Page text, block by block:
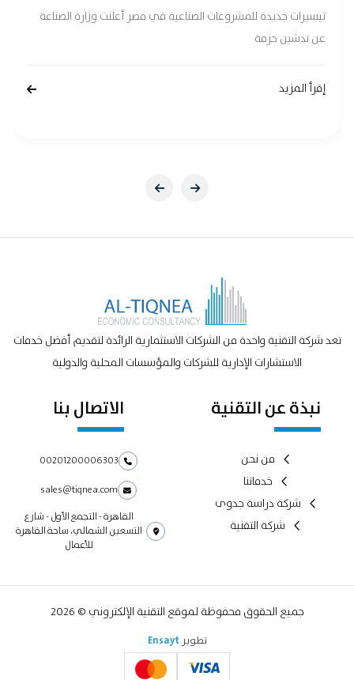
تيسيرات جديدة للمشروعات الصناعية في مصر أعلنت وزارة الصناعة
عن تدشين حزمة
إقرأ المزيد
تعد شركة التقنية واحدة من الشركات الاستثمارية الرائدة لتقديم أفضل خدمات
الاستشارات الإدارية للشركات والمؤسسات المحلية والدولية
نبذة عن التقنية
من نحن
خدماتنا
شركة دراسة جدوى
شركة التقنية
الاتصال بنا
00201200006303
sales@tiqnea.com
القاهرة - التجمع الأول - شارع
التسعين الشمالي، ساحة القاهرة
للأعمال
جميع الحقوق محفوظة لموقع التقنية الإلكتروني © 2026
تطوير Ensayt